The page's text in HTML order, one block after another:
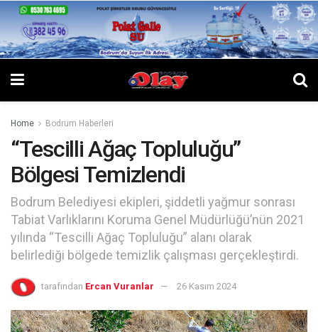
Home Bodrum Haberleri
“Tescilli Ağaç Topluluğu”
Bölgesi Temizlendi
Bodrum Belediyesi ekipleri, şiddetli yağmur sonrası
Tabiat Varlıklarını Koruma Genel Müdürlüğü’nün 2021
yılında “Tescilli Ağaç Topluluğu” alanı olarak
belirlediği bölgede temizlik çalışması gerçekleştirdi.
tarafından Ercan Vuranlar 26 Kasım 2024